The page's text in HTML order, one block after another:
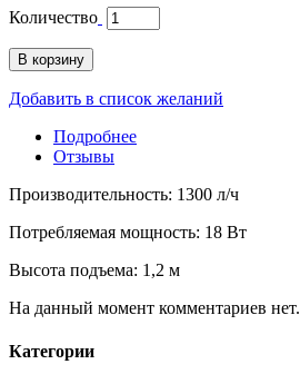
Количество
В корзину
Добавить в список желаний
Подробнее
Отзывы
Производительность: 1300 л/ч
Потребляемая мощность: 18 Вт
Высота подъема: 1,2 м
На данный момент комментариев нет.
Категории